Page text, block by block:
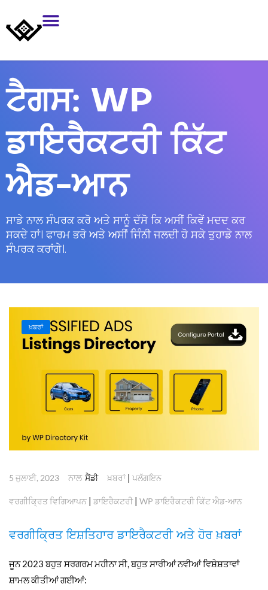
ਟੈਗਸ: WP
ਡਾਇਰੈਕਟਰੀ ਕਿੱਟ
ਐਡ-ਆਨ
ਸਾਡੇ ਨਾਲ ਸੰਪਰਕ ਕਰੋ ਅਤੇ ਸਾਨੂੰ ਦੱਸੋ ਕਿ ਅਸੀਂ ਕਿਵੇਂ ਮਦਦ ਕਰ
ਸਕਦੇ ਹਾਂ। ਫਾਰਮ ਭਰੋ ਅਤੇ ਅਸੀਂ ਜਿੰਨੀ ਜਲਦੀ ਹੋ ਸਕੇ ਤੁਹਾਡੇ ਨਾਲ
ਸੰਪਰਕ ਕਰਾਂਗੇ।.
ਖ਼ਬਰਾਂ
5 ਜੁਲਾਈ, 2023 ਨਾਲ ਸੈਂਡੀ ਖ਼ਬਰਾਂ| ਪਲੱਗਇਨ
ਵਰਗੀਕ੍ਰਿਤ ਵਿਗਿਆਪਨ | ਡਾਇਰੈਕਟਰੀ| WP ਡਾਇਰੈਕਟਰੀ ਕਿੱਟ ਐਡ-ਆਨ
ਵਰਗੀਕ੍ਰਿਤ ਇਸ਼ਤਿਹਾਰ ਡਾਇਰੈਕਟਰੀ ਅਤੇ ਹੋਰ ਖ਼ਬਰਾਂ
ਜੂਨ 2023 ਬਹੁਤ ਸਰਗਰਮ ਮਹੀਨਾ ਸੀ, ਬਹੁਤ ਸਾਰੀਆਂ ਨਵੀਆਂ ਵਿਸ਼ੇਸ਼ਤਾਵਾਂ
ਸ਼ਾਮਲ ਕੀਤੀਆਂ ਗਈਆਂ: